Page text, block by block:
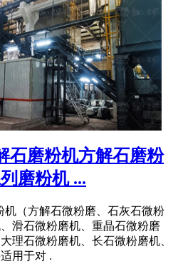
石磨粉机方解石磨粉
磨粉机 ...
机（方解石微粉磨、石灰石微粉
滑石微粉磨机、重晶石微粉磨
理石微粉磨机、长石微粉磨机、
用于对 .